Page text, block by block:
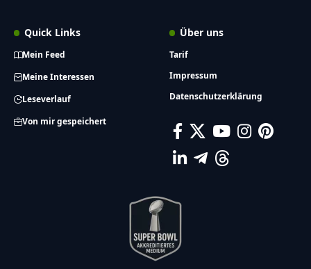
Quick Links
Mein Feed
Meine Interessen
Leseverlauf
Von mir gespeichert
Über uns
Tarif
Impressum
Datenschutzerklärung